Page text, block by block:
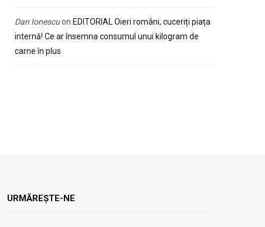
Dan Ionescuon EDITORIAL Oieri români, cuceriți piața
internă! Ce ar însemna consumul unui kilogram de
carne în plus
URMĂREȘTE-NE